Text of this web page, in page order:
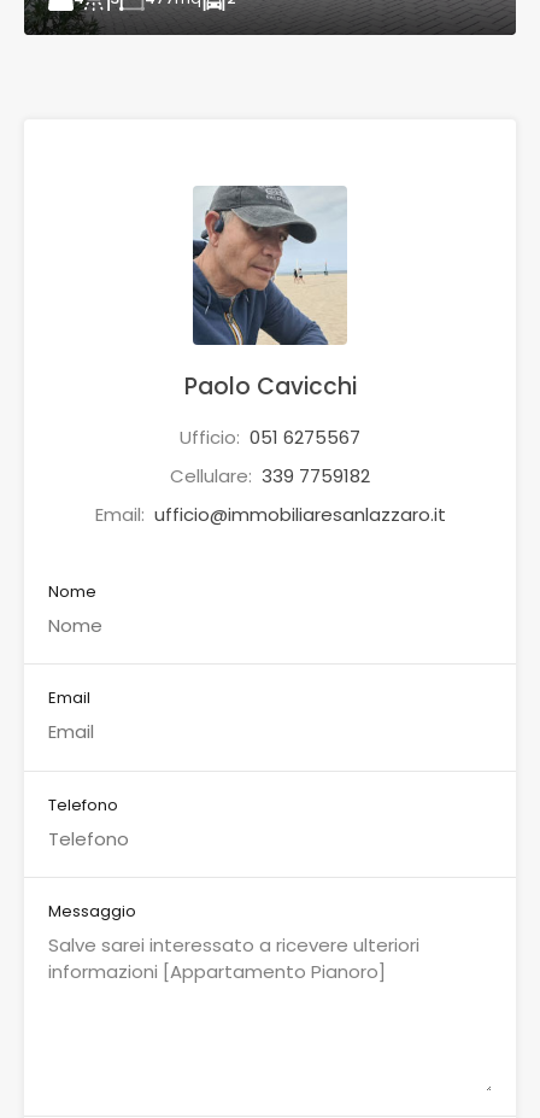
Paolo Cavicchi
Ufficio: 051 6275567
Cellulare: 339 7759182
Email: ufficio@immobiliaresanlazzaro.it
Nome
Email
Telefono
Messaggio